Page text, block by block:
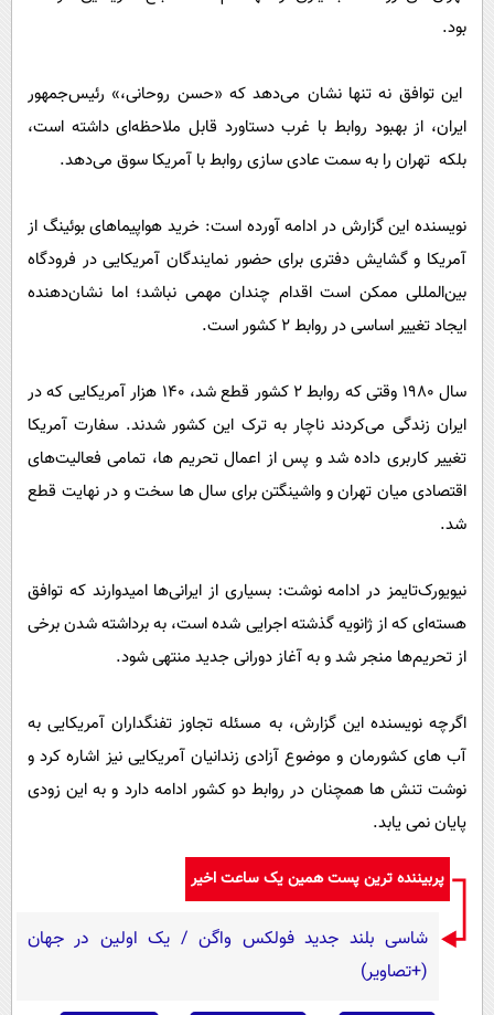
بود.
این توافق نه تنها نشان می‌دهد که «حسن روحانی،» رئیس‌جمهور
ایران، از بهبود روابط با غرب دستاورد قابل ملاحظه‌ای داشته است،
بلکه تهران را به سمت عادی سازی روابط با آمریکا سوق می‌دهد.
نویسنده این گزارش در ادامه آورده است: خرید هواپیماهای بوئینگ از
آمریکا و گشایش دفتری برای حضور نمایندگان آمریکایی در فرودگاه
بین‌المللی ممکن است اقدام چندان مهمی نباشد؛ اما نشان‌دهنده
ایجاد تغییر اساسی در روابط 2 کشور است.
سال 1980 وقتی که روابط 2 کشور قطع شد، 140 هزار آمریکایی که در
ایران زندگی می‌کردند ناچار به ترک این کشور شدند. سفارت آمریکا
تغییر کاربری داده شد و پس از اعمال تحریم ها، تمامی فعالیت‌های
اقتصادی میان تهران و واشینگتن برای سال ها سخت و در نهایت قطع
شد.
نیویورک‌تایمز در ادامه نوشت: بسیاری از ایرانی‌ها امیدوارند که توافق
هسته‌ای که از ژانویه گذشته اجرایی شده است، به برداشته شدن برخی
از تحریم‌ها منجر شد و به آغاز دورانی جدید منتهی شود.
اگرچه نویسنده این گزارش، به مسئله تجاوز تفنگداران آمریکایی به
آب های کشورمان و موضوع آزادی زندانیان آمریکایی نیز اشاره کرد و
نوشت تنش ها همچنان در روابط دو کشور ادامه دارد و به این زودی
پایان نمی یابد.
پربیننده ترین پست همین یک ساعت اخیر
شاسی بلند جدید فولکس واگن / یک اولین در جهان
(+تصاویر)